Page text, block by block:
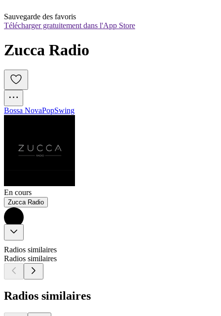
Sauvegarde des favoris
Télécharger gratuitement dans l'App Store
Bossa NovaPopSwing
En cours
Zucca Radio
Radios similaires
Radios similaires
Radios similaires